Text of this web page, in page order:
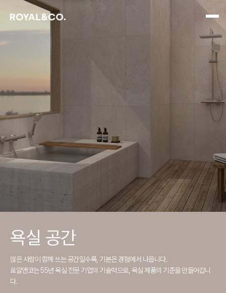
욕실 공간
많은 사람이 함께 쓰는 공간일수록, 기본은 경험에서 나옵니다.
로얄앤코는 55년 욕실 전문 기업의 기술력으로, 욕실 제품의 기준을 만들어갑니
다.